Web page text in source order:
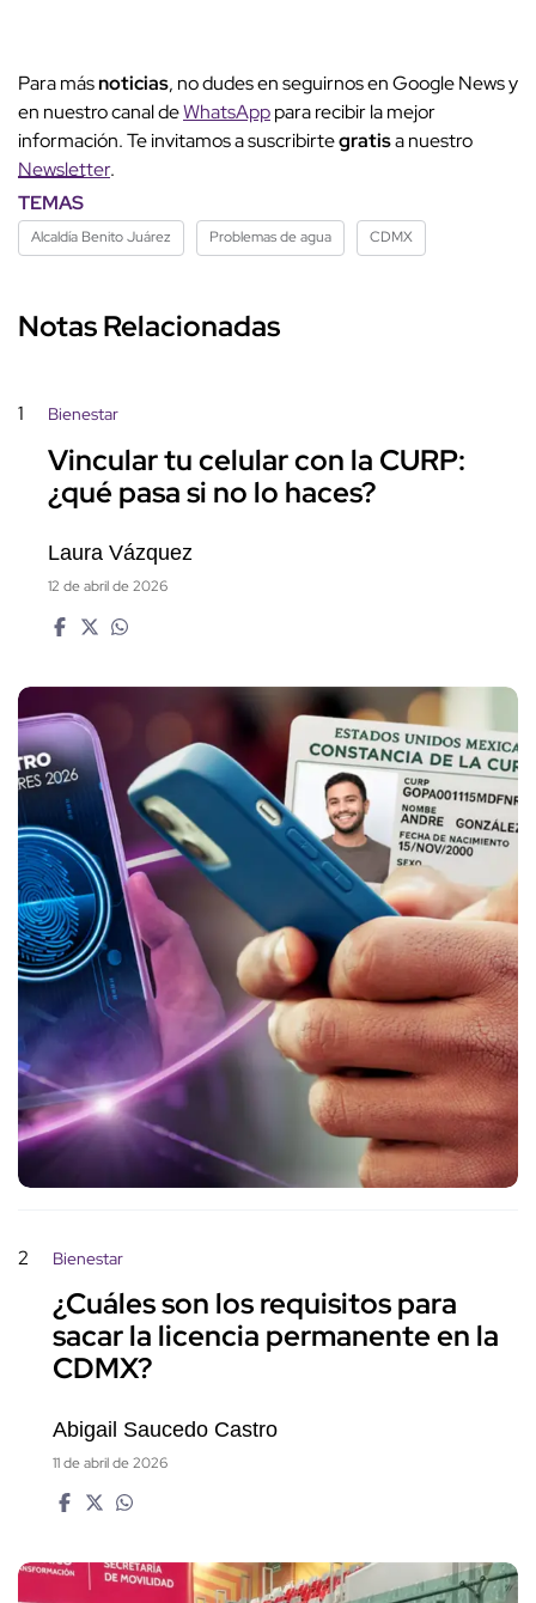
Para másnoticias, no dudes en seguirnos en Google News y
en nuestro canal deWhatsApppara recibir la mejor
información. Te invitamos a suscribirtegratisa nuestro
Newsletter.
TEMAS
Alcaldía Benito Juárez Problemas de agua CDMX
Notas Relacionadas
1 Bienestar
Vincular tu celular con la CURP:
¿qué pasa si no lo haces?
Laura Vázquez
12 de abril de 2026
2 Bienestar
¿Cuáles son los requisitos para
sacar la licencia permanente en la
CDMX?
Abigail Saucedo Castro
11 de abril de 2026